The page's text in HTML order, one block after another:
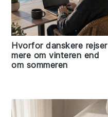
Hvorfor danskere rejser
mere om vinteren end
om sommeren